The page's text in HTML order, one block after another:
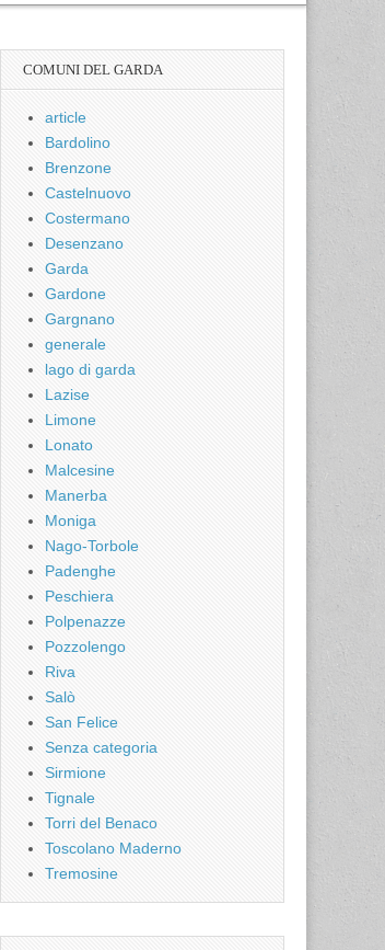
COMUNI DEL GARDA
article
Bardolino
Brenzone
Castelnuovo
Costermano
Desenzano
Garda
Gardone
Gargnano
generale
lago di garda
Lazise
Limone
Lonato
Malcesine
Manerba
Moniga
Nago-Torbole
Padenghe
Peschiera
Polpenazze
Pozzolengo
Riva
Salò
San Felice
Senza categoria
Sirmione
Tignale
Torri del Benaco
Toscolano Maderno
Tremosine